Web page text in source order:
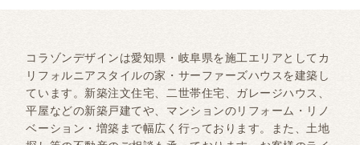
コラゾンデザインは愛知県・岐阜県を施工エリアとしてカ
リフォルニアスタイルの家・サーファーズハウスを建築し
ています。新築注文住宅、二世帯住宅、ガレージハウス、
平屋などの新築戸建てや、マンションのリフォーム・リノ
ベーション・増築まで幅広く行っております。また、土地